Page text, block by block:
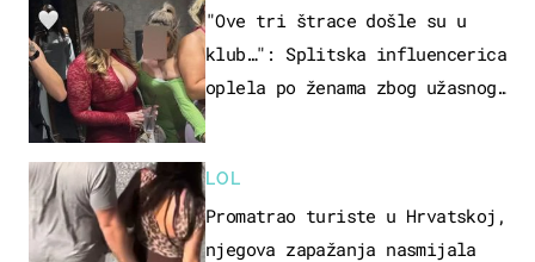
"Ove tri štrace došle su u
klub…": Splitska influencerica
oplela po ženama zbog užasnog
LOL
Promatrao turiste u Hrvatskoj,
njegova zapažanja nasmijala